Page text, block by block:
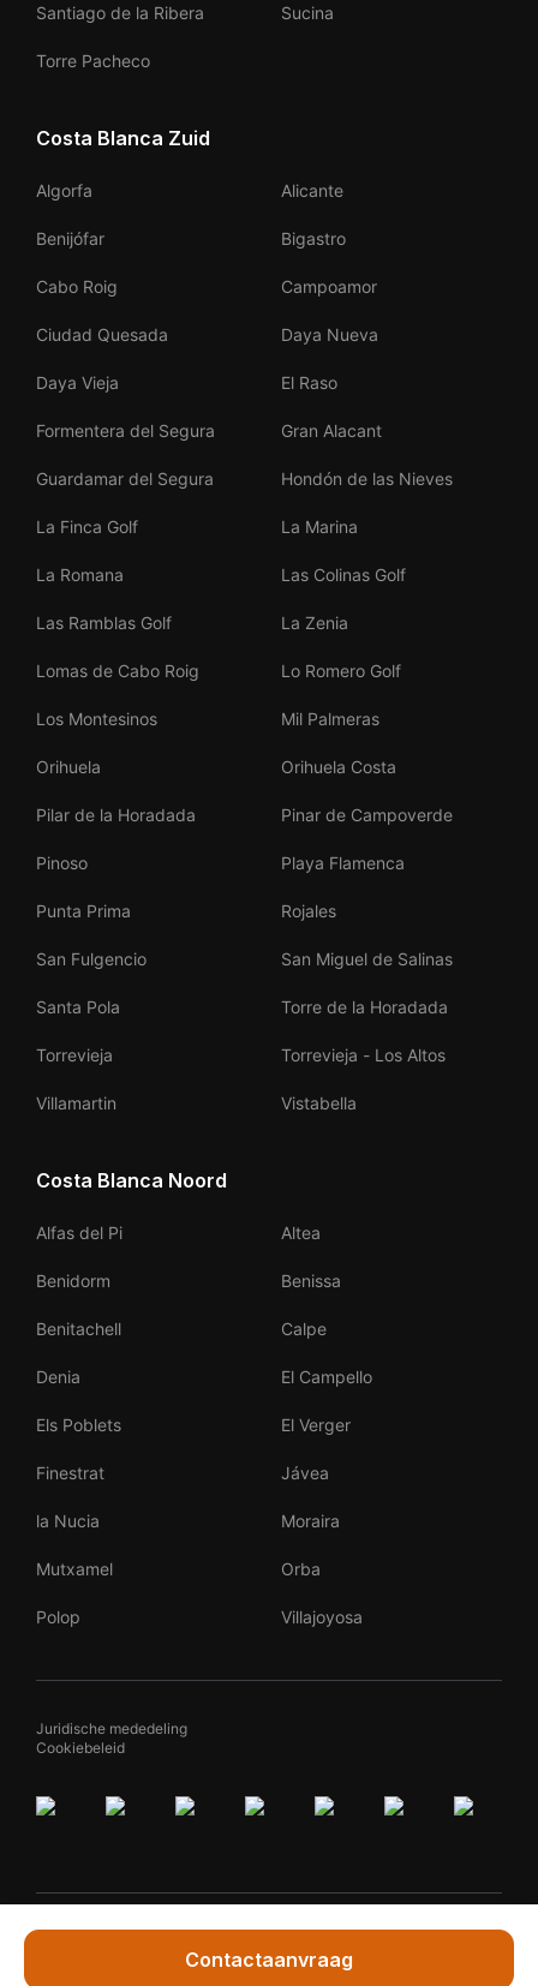
Contactaanvraag
Santiago de la Ribera
Sucina
Torre Pacheco
Costa Blanca Zuid
Algorfa Alicante
Benijófar Bigastro
Cabo Roig Campoamor
Ciudad Quesada Daya Nueva
Daya Vieja El Raso
Formentera del Segura Gran Alacant
Guardamar del Segura Hondón de las Nieves
La Finca Golf La Marina
La Romana Las Colinas Golf
Las Ramblas Golf La Zenia
Lomas de Cabo Roig Lo Romero Golf
Los Montesinos Mil Palmeras
Orihuela Orihuela Costa
Pilar de la Horadada Pinar de Campoverde
Pinoso Playa Flamenca
Punta Prima Rojales
San Fulgencio San Miguel de Salinas
Santa Pola Torre de la Horadada
Torrevieja Torrevieja - Los Altos
Villamartin Vistabella
Costa Blanca Noord
Alfas del Pi Altea
Benidorm Benissa
Benitachell Calpe
Denia El Campello
Els Poblets El Verger
Finestrat Jávea
la Nucia Moraira
Mutxamel Orba
Polop Villajoyosa
Juridische mededeling
Cookiebeleid
ByTeqqed